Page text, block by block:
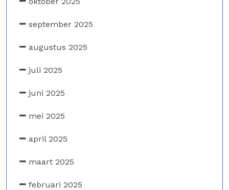
september 2025
augustus 2025
juli 2025
juni 2025
mei 2025
april 2025
maart 2025
februari 2025